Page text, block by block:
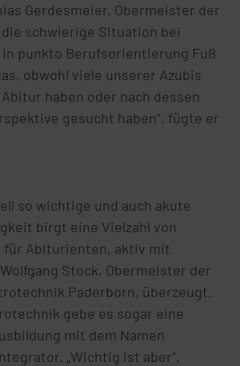
Gerdesmeier, Obermeister der
schwierige Situation bei
punkto Berufsorientierung Fuß
obwohl viele unserer Azubis
haben oder nach dessen
gesucht haben“, fügte er
so wichtige und auch akute
birgt eine Vielzahl von
für Abiturienten, aktiv mit
Stock, Obermeister der
Paderborn, überzeugt.
gebe es sogar eine
mit dem Namen
„Wichtig ist aber“,